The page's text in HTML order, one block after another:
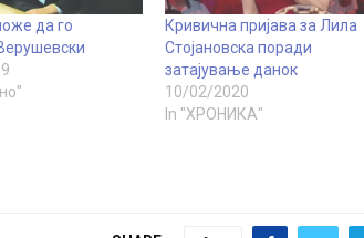
да го
Кривична пријава за Лила
Стојановска поради
затајување данок
10/02/2020
In "ХРОНИКА"